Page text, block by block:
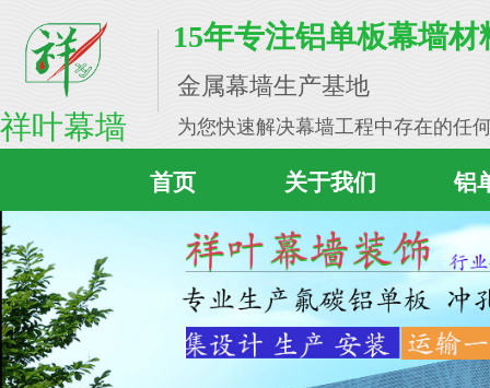
15年专注铝单板幕墙
祥叶幕墙 为您快速解决幕墙工程中存在的任
金属幕墙生产基地
首页 关于我们 铝